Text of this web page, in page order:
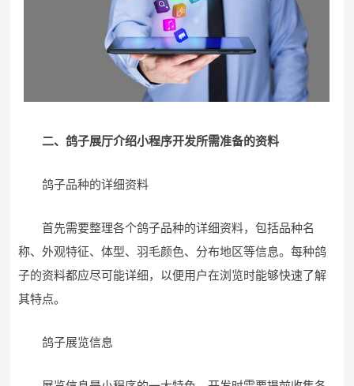
二、鸽子展厅介绍小程序开发所需准备的资料
鸽子品种的详细资料
首先需要整理各个鸽子品种的详细资料，包括品种名
称、外观特征、体型、羽毛颜色、分布地区等信息。每种鸽
子的资料都应尽可能详细，以便用户在浏览时能够快速了解
其特点。
鸽子展览信息